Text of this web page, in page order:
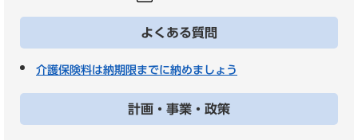
よくある質問
介護保険料は納期限までに納めましょう
計画・事業・政策